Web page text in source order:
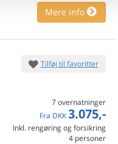
Mere info
Tilføj til favoritter
7 overnatninger
Fra DKK 3.075,-
Inkl. rengøring og forsikring
4 personer